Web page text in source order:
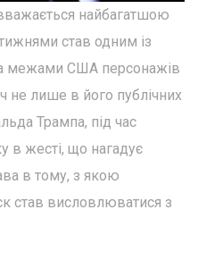
найбагатшою
став одним із
межами США персонажів
не лише в його публічних
Трампа, під час
в жесті, що нагадує
в тому, з якою
став висловлюватися з